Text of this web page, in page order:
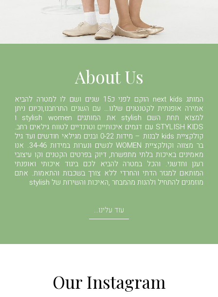
About Us
המותג next kids הוקם לפני כ15 שנים ושם לו למטרה להביא
אמירה אופנתית לקטנטנים שלנו… עם השנים התרחבנו,וכיום ניתן
למצוא תחת השם stylish את המותגים stylish women ו
STYLISH KIDS עם דגמים איכותיים וטרנדיים לטווח גילאים רחב.
קולקציית kids לבנות – מידות 0-22 ובנים מגילאי חודשים ועד גיל
בר מצווה וקולקציית WOMEN לנשים ונערות במידות 34-46. אנו
מאמינים באיכות בלתי מתפשרת, דיוק בפרטים הקטנים וקו עיצובי
רענן וחדשני. והכל במטרה להביא לכם ביגוד איכותי ואופנתי
המותאם למגזר הדתי והחרדי ללא צורך בשכבות והתאמות. אתם
מוזמנים להתחיל ולהנות מהמבחר ,האיכות והשירות של stylish
עוד עלינו...
Our Instagram